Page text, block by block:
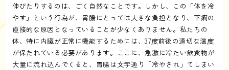
伸びたりするのは、ごく自然なことです。しかし、この「体を冷
やす」という行為が、胃腸にとっては大きな負担となり、下痢の
直接的な原因となっていることが少なくありません。私たちの
体、特に内臓が正常に機能するためには、37度前後の適切な温度
が保たれている必要があります。ここに、急激に冷たい飲食物が
大量に流れ込んでくると、胃腸は文字通り「冷やされ」てしまい